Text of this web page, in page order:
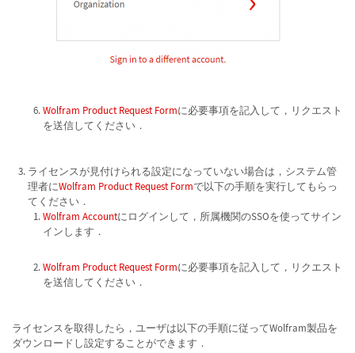
Wolfram Product Request Formに必要事項を記入して，リクエスト
を送信してください．
ライセンスが見付けられる設定になっていない場合は，システム管
理者にWolfram Product Request Formで以下の手順を実行してもらっ
てください．
Wolfram Accountにログインして，所属機関のSSOを使ってサイン
インします．
Wolfram Product Request Formに必要事項を記入して，リクエスト
を送信してください．
ライセンスを取得したら，ユーザは以下の手順に従ってWolfram製品を
ダウンロードし設定することができます．